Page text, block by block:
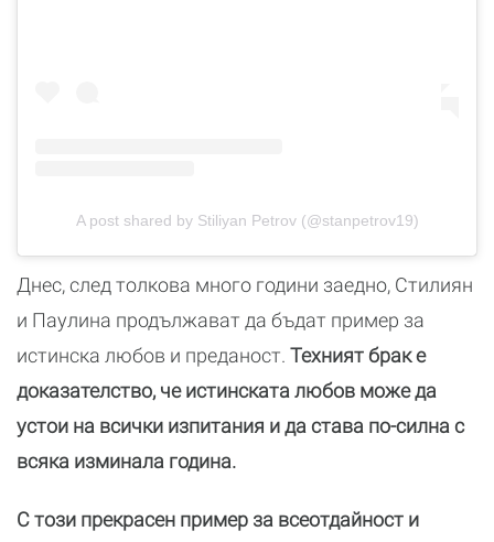
A post shared by Stiliyan Petrov (@stanpetrov19)
Днес, след толкова много години заедно, Стилиян
и Паулина продължават да бъдат пример за
истинска любов и преданост. Техният брак е
доказателство, че истинската любов може да
устои на всички изпитания и да става по-силна с
всяка изминала година.
С този прекрасен пример за всеотдайност и